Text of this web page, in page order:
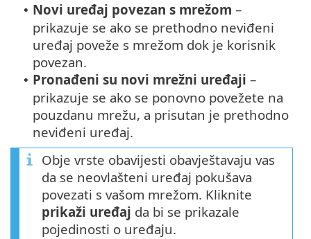
• Novi uređaj povezan s mrežom –
prikazuje se ako se prethodno neviđeni
uređaj poveže s mrežom dok je korisnik
povezan.
• Pronađeni su novi mrežni uređaji –
prikazuje se ako se ponovno povežete na
pouzdanu mrežu, a prisutan je prethodno
neviđeni uređaj.
Obje vrste obavijesti obavještavaju vas
da se neovlašteni uređaj pokušava
povezati s vašom mrežom. Kliknite
prikaži uređaj da bi se prikazale
pojedinosti o uređaju.